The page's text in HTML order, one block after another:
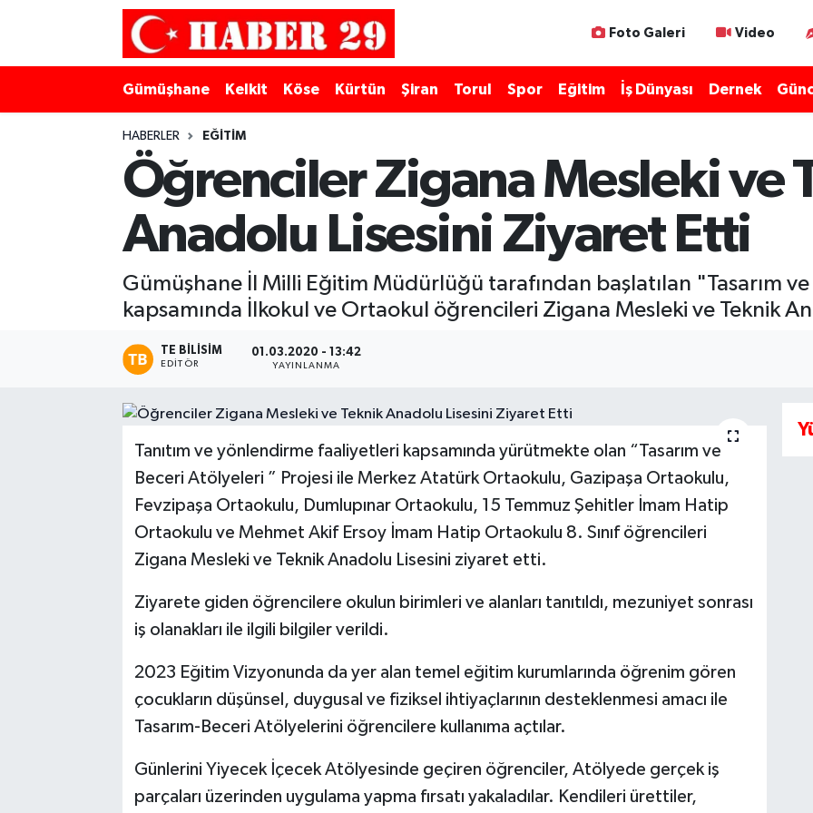
Foto Galeri Video
Gümüşhane Kelkit Köse Kürtün Şiran Torul Spor Eğitim İş Dünyası Dernek
HABERLER EĞITIM
Öğrenciler Zigana Mesleki ve
Anadolu Lisesini Ziyaret Etti
Gümüşhane İl Milli Eğitim Müdürlüğü tarafından başlatılan "Tasarım
kapsamında İlkokul ve Ortaokul öğrencileri Zigana Mesleki ve Teknik
TE BILISIM
EDITÖR
01.03.2020 - 13:42
YAYINLANMA
Tanıtım ve yönlendirme faaliyetleri kapsamında yürütmekte olan “Tasarım ve
Beceri Atölyeleri ” Projesi ile Merkez Atatürk Ortaokulu, Gazipaşa Ortaokulu,
Fevzipaşa Ortaokulu, Dumlupınar Ortaokulu, 15 Temmuz Şehitler İmam Hatip
Ortaokulu ve Mehmet Akif Ersoy İmam Hatip Ortaokulu 8. Sınıf öğrencileri
Zigana Mesleki ve Teknik Anadolu Lisesini ziyaret etti.
Ziyarete giden öğrencilere okulun birimleri ve alanları tanıtıldı, mezuniyet sonrası
iş olanakları ile ilgili bilgiler verildi.
2023 Eğitim Vizyonunda da yer alan temel eğitim kurumlarında öğrenim gören
çocukların düşünsel, duygusal ve fiziksel ihtiyaçlarının desteklenmesi amacı ile
Tasarım-Beceri Atölyelerini öğrencilere kullanıma açtılar.
Günlerini Yiyecek İçecek Atölyesinde geçiren öğrenciler, Atölyede gerçek iş
parçaları üzerinden uygulama yapma fırsatı yakaladılar. Kendileri ürettiler,
Merkez Hava Durumu
Merkez Trafik Yoğunluk Haritası
Süper Lig Puan Durumu ve Fikstür
Son Dakika Haberleri
Haber Arşivi